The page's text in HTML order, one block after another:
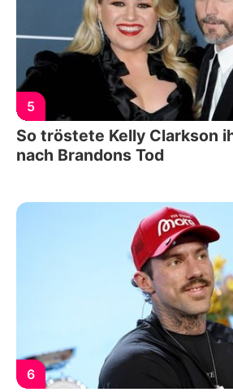
5
So tröstete Kelly Clarkson
nach Brandons Tod
6